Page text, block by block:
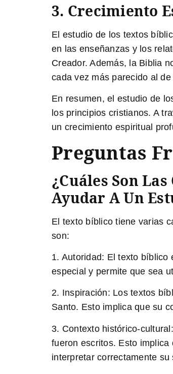
3. Crecimiento
El estudio de los textos
en las enseñanzas y los
Creador. Además, la Biblia
cada vez más parecido al de
En resumen, el estudio de
los principios cristianos. A
un crecimiento espiritual
Preguntas
¿Cuáles Son
Ayudar A Un
El texto bíblico tiene varias
son:
1. Autoridad: El texto bíblico
especial y permite que sea
2. Inspiración: Los textos
Santo. Esto implica que su
3. Contexto histórico-
fueron escritos. Esto
interpretar correctamente su